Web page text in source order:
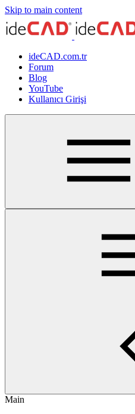
Skip to main content
ideCAD.com.tr
Forum
Blog
YouTube
Kullanıcı Girişi
Main